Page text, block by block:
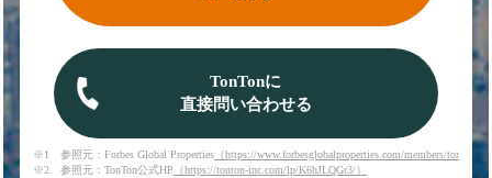
TonTonに
直接問い合わせる
※1 参照元：Forbes Global Properties（https://www.forbesglobalproperties.com/members/tonton-
※2 参照元：TonTon公式HP （https://tonton-inc.com/lp/K6hJLQGr3/）